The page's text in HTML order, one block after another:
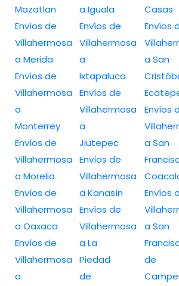
Mazatlan
Envíos de
Villahermosa
a Merida
Envíos de
Villahermosa
a
Monterrey
Envíos de
Villahermosa
a Morelia
Envíos de
Villahermosa
a Oaxaca
Envíos de
Villahermosa
a
a Iguala
Envíos de
Villahermosa
a
Ixtapaluca
Envíos de
Villahermosa
a
Jiutepec
Envíos de
Villahermosa
a Kanasín
Envíos de
Villahermosa
a La
Piedad
de
Casas
Envíos
a San
Envíos
a San
Envíos
a San
de